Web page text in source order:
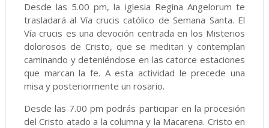
Desde las 5.00 pm, la iglesia Regina Angelorum te
trasladará al Vía crucis católico de Semana Santa. El
Vía crucis es una devoción centrada en los Misterios
dolorosos de Cristo, que se meditan y contemplan
caminando y deteniéndose en las catorce estaciones
que marcan la fe. A esta actividad le precede una
misa y posteriormente un rosario.
Desde las 7.00 pm podrás participar en la procesión
del Cristo atado a la columna y la Macarena. Cristo en